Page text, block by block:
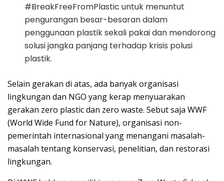
#BreakFreeFromPlastic untuk menuntut
pengurangan besar-besaran dalam
penggunaan plastik sekali pakai dan mendorong
solusi jangka panjang terhadap krisis polusi
plastik.
Selain gerakan di atas, ada banyak organisasi
lingkungan dan NGO yang kerap menyuarakan
gerakan zero plastic dan zero waste. Sebut saja WWF
(World Wide Fund for Nature), organisasi non-
pemerintah internasional yang menangani masalah-
masalah tentang konservasi, penelitian, dan restorasi
lingkungan.